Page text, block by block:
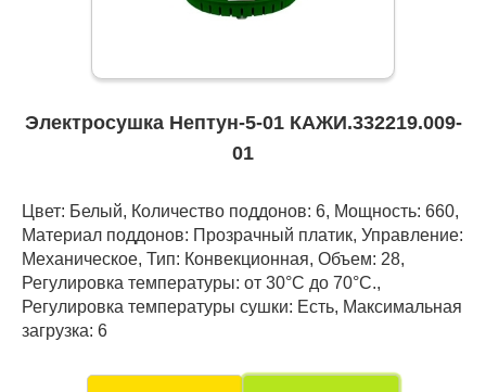
Электросушка Нептун-5-01 КАЖИ.332219.009-
01
Цвет: Белый, Количество поддонов: 6, Мощность: 660,
Материал поддонов: Прозрачный платик, Управление:
Механическое, Тип: Конвекционная, Объем: 28,
Регулировка температуры: от 30°С до 70°С.,
Регулировка температуры сушки: Есть, Максимальная
загрузка: 6